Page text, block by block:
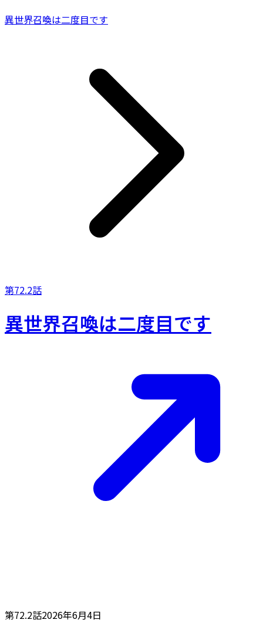
異世界召喚は二度目です
第72.2話
異世界召喚は二度目です
第72.2話2026年6月4日